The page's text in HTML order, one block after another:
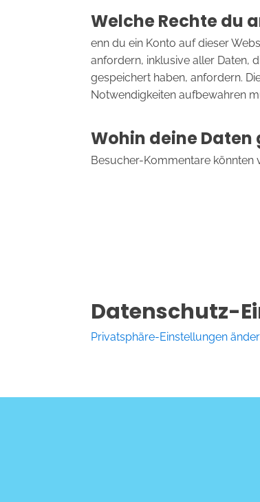
Welche Rechte du
enn du ein Konto auf dieser
anfordern, inklusive aller Daten,
gespeichert haben, anfordern.
Notwendigkeiten aufbewahren
Wohin deine
Besucher-Kommentare könnten
Datenschutz-
Privatsphäre-Einstellungen